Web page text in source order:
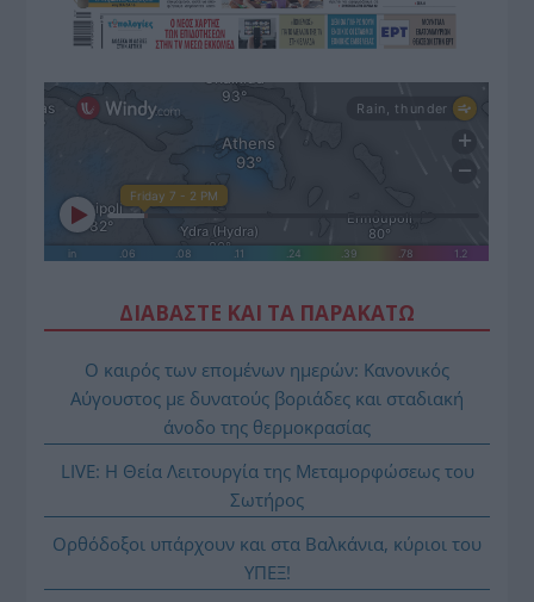
ΔΙΑΒΑΣΤΕ ΚΑΙ ΤΑ ΠΑΡΑΚΑΤΩ
Ο καιρός των επομένων ημερών: Κανονικός
Αύγουστος με δυνατούς βοριάδες και σταδιακή
άνοδο της θερμοκρασίας
LIVE: Η Θεία Λειτουργία της Μεταμορφώσεως του
Σωτήρος
Ορθόδοξοι υπάρχουν και στα Βαλκάνια, κύριοι του
ΥΠΕΞ!